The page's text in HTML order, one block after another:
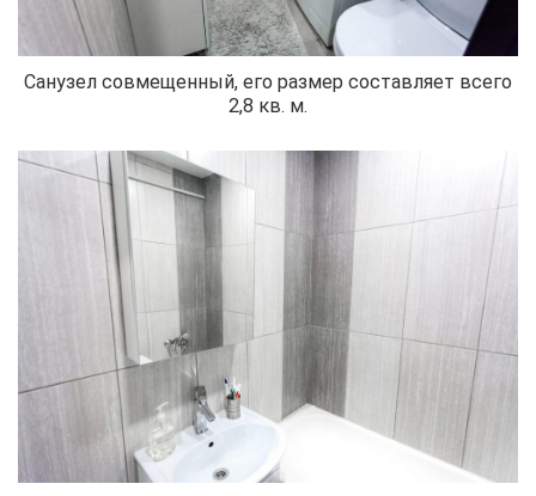
Санузел совмещенный, его размер составляет всего
2,8 кв. м.